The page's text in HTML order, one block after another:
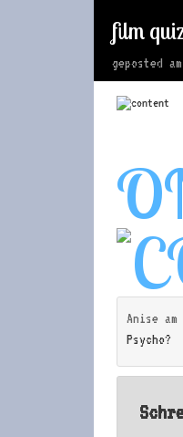
film
geposted
Anise am
Psycho?